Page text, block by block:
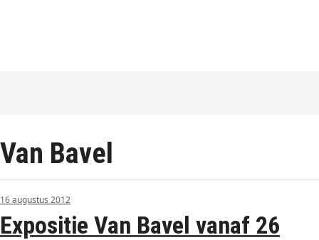
Van Bavel
16 augustus 2012
Expositie Van Bavel vanaf 26